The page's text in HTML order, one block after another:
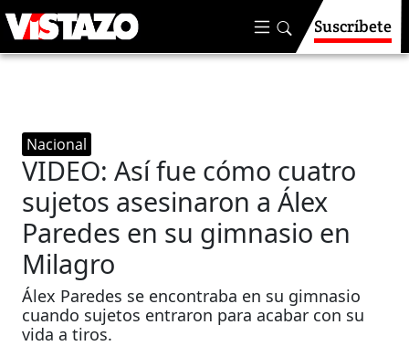
Suscríbete
Nacional
VIDEO: Así fue cómo cuatro
sujetos asesinaron a Álex
Paredes en su gimnasio en
Milagro
Álex Paredes se encontraba en su gimnasio
cuando sujetos entraron para acabar con su
vida a tiros.